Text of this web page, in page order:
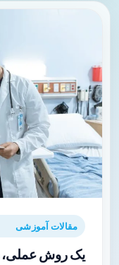
مقالات آموزشی
یک روش عملی،